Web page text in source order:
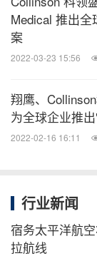
分享到：
Medical 推出
案
2022-03-23 15:56
翔鹰、
为全球企业推
2022-02-16 16:11
行业新闻
宿务太平洋航
拉航线